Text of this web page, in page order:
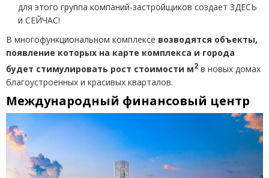
для этого группа компаний-застройщиков создает ЗДЕСЬ
и СЕЙЧАС!
В многофункциональном комплексе возводятся объекты,
появление которых на карте комплекса и города
будет стимулировать рост стоимости м2 в новых домах
благоустроенных и красивых кварталов.
Международный финансовый центр